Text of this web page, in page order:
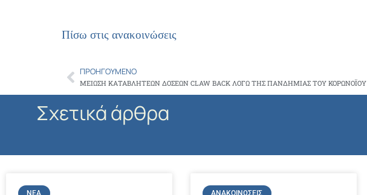
Πίσω στις ανακοινώσεις
Prev
ΠΡΟΗΓΟΎΜΕΝΟ
ΜΕΙΩΣΗ ΚΑΤΑΒΛΗΤΕΩΝ ΔΟΣΕΩΝ CLAW BACK ΛΟΓΩ ΤΗΣ ΠΑΝΔΗΜΙΑΣ ΤΟΥ ΚΟΡΩΝΟΪΟΥ
Σχετικά άρθρα
ΝΈΑ ΑΝΑΚΟΙΝΏΣΕΙΣ